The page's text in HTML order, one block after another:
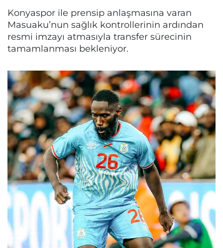
Konyaspor ile prensip anlaşmasına varan
Masuaku’nun sağlık kontrollerinin ardından
resmi imzayı atmasıyla transfer sürecinin
tamamlanması bekleniyor.